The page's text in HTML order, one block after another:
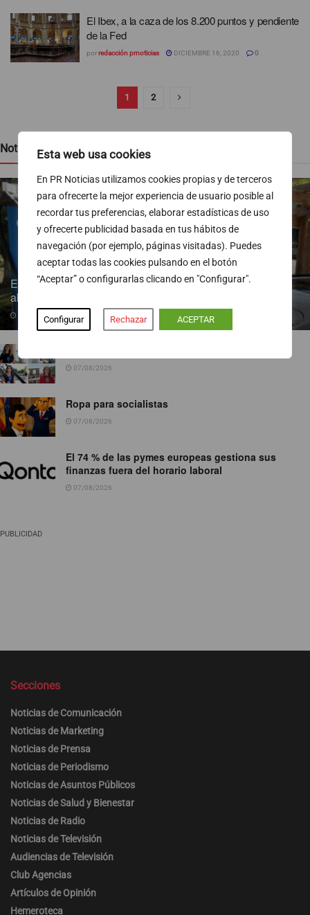
Esta web usa cookies
En PR Noticias utilizamos cookies propias y de terceros
para ofrecerte la mejor experiencia de usuario posible al
recordar tus preferencias, elaborar estadísticas de uso
y ofrecerte publicidad basada en tus hábitos de
navegación (por ejemplo, páginas visitadas). Puedes
aceptar todas las cookies pulsando en el botón
“Aceptar” o configurarlas clicando en "Configurar".
Configurar Rechazar ACEPTAR
El Ibex, a la caza de los 8.200 puntos y pendiente
de la Fed
porredacción prnoticias DICIEMBRE 16, 2020 0
1 2
Noticias recientes
Endesa pone a disposición más de 300 puntos de recarga
abiertos al público
07/08/2026
07/08/2026
Ropa para socialistas
07/08/2026
El 74 % de las pymes europeas gestiona sus
finanzas fuera del horario laboral
07/08/2026
PUBLICIDAD
Secciones
Noticias de Comunicación
Noticias de Marketing
Noticias de Prensa
Noticias de Periodismo
Noticias de Asuntos Públicos
Noticias de Salud y Bienestar
Noticias de Radio
Noticias de Televisión
Audiencias de Televisión
Club Agencias
Artículos de Opinión
Hemeroteca